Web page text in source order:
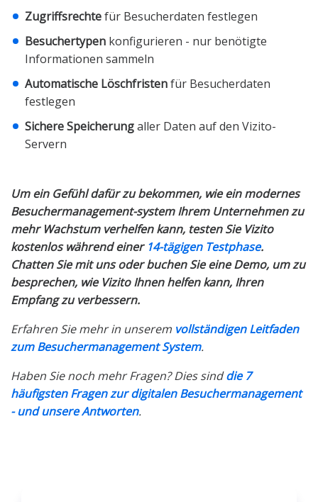
Zugriffsrechtefür Besucherdaten festlegen
Besuchertypen konfigurieren - nur benötigte
Informationen sammeln
Automatische Löschfristenfür Besucherdaten
festlegen
Sichere Speicherungaller Daten auf den Vizito-
Servern
Um ein Gefühl dafür zu bekommen, wie ein modernes
Besuchermanagement-system Ihrem Unternehmen zu
mehr Wachstum verhelfen kann, testen Sie Vizito
kostenlos während einer 14-tägigen Testphase.
Chatten Sie mit uns oder buchen Sie eine Demo, um zu
besprechen, wie Vizito Ihnen helfen kann, Ihren
Empfang zu verbessern.
Erfahren Sie mehr in unserem vollständigen Leitfaden
zum Besuchermanagement System.
Haben Sie noch mehr Fragen? Dies sinddie 7
häufigsten Fragen zur digitalen Besuchermanagement
- und unsere Antworten.